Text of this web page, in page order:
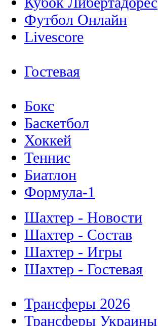
Футбол Онлайн
Livescore
Гостевая
Бокс
Баскетбол
Хоккей
Теннис
Биатлон
Формула-1
Шахтер - Новости
Шахтер - Состав
Шахтер - Игры
Шахтер - Гостевая
Трансферы 2026
Трансферы Украины